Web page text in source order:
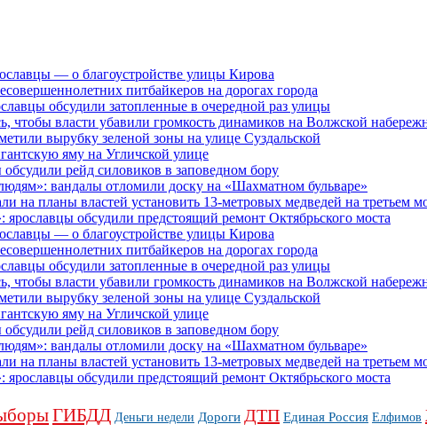
— о благоустройстве улицы Кирова
питбайкеров на дорогах города
обсудили затопленные в очередной раз улицы
чтобы власти убавили громкость динамиков на Волжской
вырубку зеленой зоны на улице Суздальской
яму на Угличской улице
рейд силовиков в заповедном бору
вандалы отломили доску на «Шахматном бульваре»
на планы властей установить 13-метровых медведей на третьем
ярославцы обсудили предстоящий ремонт Октябрьского моста
— о благоустройстве улицы Кирова
питбайкеров на дорогах города
обсудили затопленные в очередной раз улицы
чтобы власти убавили громкость динамиков на Волжской
вырубку зеленой зоны на улице Суздальской
яму на Угличской улице
рейд силовиков в заповедном бору
вандалы отломили доску на «Шахматном бульваре»
на планы властей установить 13-метровых медведей на третьем
ярославцы обсудили предстоящий ремонт Октябрьского моста
ГИБДД Деньги недели Дороги ДТП Единая Россия Елфимов